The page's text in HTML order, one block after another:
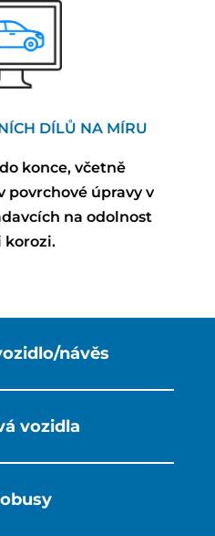
DÍLŮ NA MÍRU
konce, včetně
povrchové úpravy v
na odolnost
korozi.
návěs
vozidla